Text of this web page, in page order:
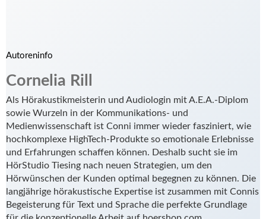
Autoreninfo
Cornelia Rill
Als Hörakustikmeisterin und Audiologin mit A.E.A.-Diplom
sowie Wurzeln in der Kommunikations- und
Medienwissenschaft ist Conni immer wieder fasziniert, wie
hochkomplexe HighTech-Produkte so emotionale Erlebnisse
und Erfahrungen schaffen können. Deshalb sucht sie im
HörStudio Tiesing nach neuen Strategien, um den
Hörwünschen der Kunden optimal begegnen zu können. Die
langjährige hörakustische Expertise ist zusammen mit Connis
Begeisterung für Text und Sprache die perfekte Grundlage